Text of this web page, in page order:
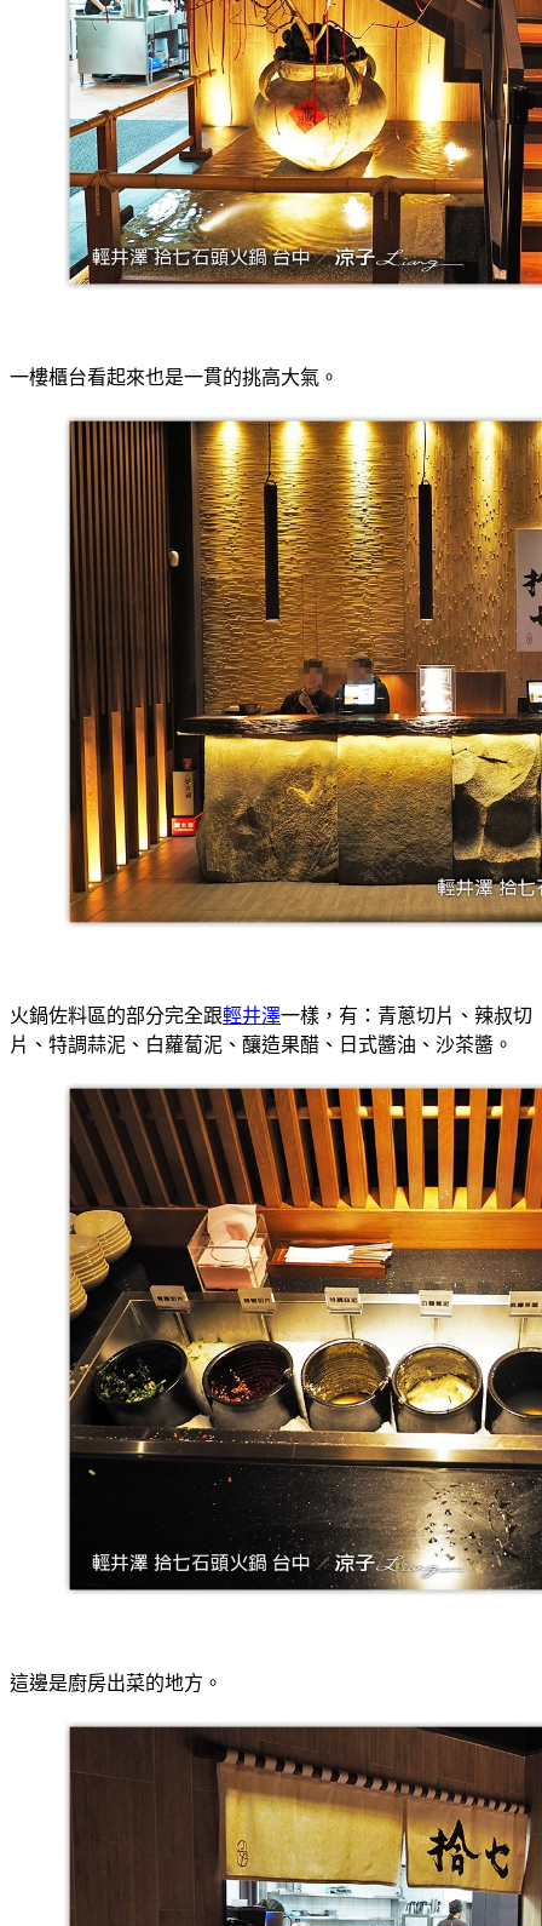
一樓櫃台看起來也是一貫的挑高大氣。
火鍋佐料區的部分完全跟輕井澤一樣，有：青蔥切片、辣叔切
片、特調蒜泥、白蘿蔔泥、釀造果醋、日式醬油、沙茶醬。
這邊是廚房出菜的地方。